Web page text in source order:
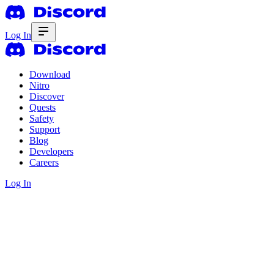
Log In
Download
Nitro
Discover
Quests
Safety
Support
Blog
Developers
Careers
Log In